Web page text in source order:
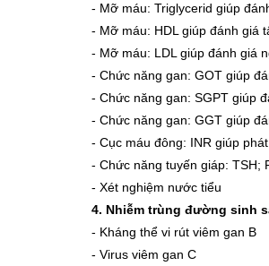
- Mỡ máu: Triglycerid giúp
- Mỡ máu: HDL giúp đánh giá
- Mỡ máu: LDL giúp đánh giá
- Chức năng gan: GOT giúp
- Chức năng gan: SGPT giúp
- Chức năng gan: GGT giúp
- Cục máu đông: INR giúp
- Chức năng tuyến giáp: TSH;
- Xét nghiệm nước tiểu
4. Nhiễm trùng đường sinh
- Kháng thể vi rút viêm gan B
- Virus viêm gan C